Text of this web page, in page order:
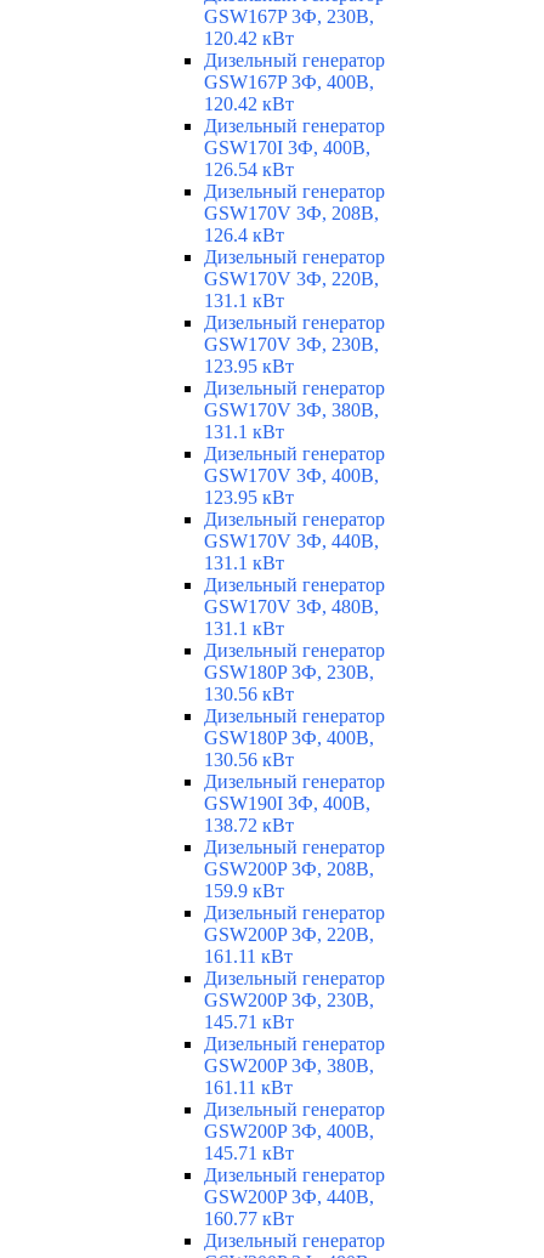
GSW167P 3Ф, 230В,
120.42 кВт
Дизельный генератор
GSW167P 3Ф, 400В,
120.42 кВт
Дизельный генератор
GSW170I 3Ф, 400В,
126.54 кВт
Дизельный генератор
GSW170V 3Ф, 208В,
126.4 кВт
Дизельный генератор
GSW170V 3Ф, 220В,
131.1 кВт
Дизельный генератор
GSW170V 3Ф, 230В,
123.95 кВт
Дизельный генератор
GSW170V 3Ф, 380В,
131.1 кВт
Дизельный генератор
GSW170V 3Ф, 400В,
123.95 кВт
Дизельный генератор
GSW170V 3Ф, 440В,
131.1 кВт
Дизельный генератор
GSW170V 3Ф, 480В,
131.1 кВт
Дизельный генератор
GSW180P 3Ф, 230В,
130.56 кВт
Дизельный генератор
GSW180P 3Ф, 400В,
130.56 кВт
Дизельный генератор
GSW190I 3Ф, 400В,
138.72 кВт
Дизельный генератор
GSW200P 3Ф, 208В,
159.9 кВт
Дизельный генератор
GSW200P 3Ф, 220В,
161.11 кВт
Дизельный генератор
GSW200P 3Ф, 230В,
145.71 кВт
Дизельный генератор
GSW200P 3Ф, 380В,
161.11 кВт
Дизельный генератор
GSW200P 3Ф, 400В,
145.71 кВт
Дизельный генератор
GSW200P 3Ф, 440В,
160.77 кВт
Дизельный генератор